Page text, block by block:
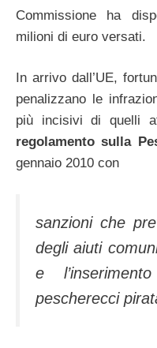
Commissione ha
milioni di euro versati.
In arrivo dall’UE,
penalizzano le
più incisivi di quelli
regolamento sulla
gennaio 2010 con
sanzioni che
degli aiuti
e
pescherecci